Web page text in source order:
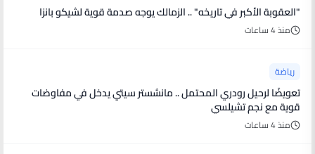
"العقوبة الأكبر في تاريخه" .. الزمالك يوجه صدمة قوية لشيكو بانزا
منذ 4 ساعات
رياضة
تعويضًا لرحيل رودري المحتمل .. مانشستر سيتي يدخل في مفاوضات
قوية مع نجم تشيلسي
منذ 4 ساعات